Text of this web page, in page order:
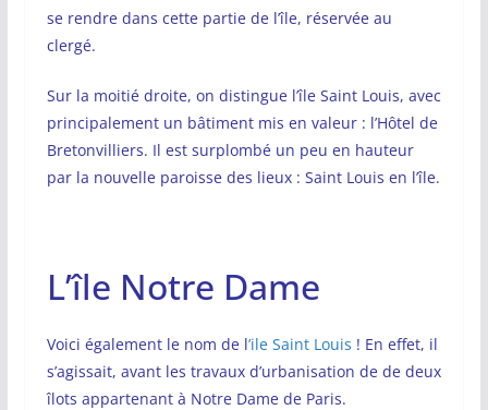
se rendre dans cette partie de l’île, réservée au
clergé.
Sur la moitié droite, on distingue l’île Saint Louis, avec
principalement un bâtiment mis en valeur : l’Hôtel de
Bretonvilliers. Il est surplombé un peu en hauteur
par la nouvelle paroisse des lieux : Saint Louis en l’île.
L’île Notre Dame
Voici également le nom de l’ile Saint Louis ! En effet, il
s’agissait, avant les travaux d’urbanisation de de deux
îlots appartenant à Notre Dame de Paris.